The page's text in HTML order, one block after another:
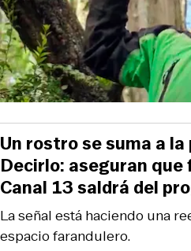
La señal está haciendo una
espacio farandulero.
Un rostro se suma a la
Decirlo: aseguran que
Canal 13 saldrá del